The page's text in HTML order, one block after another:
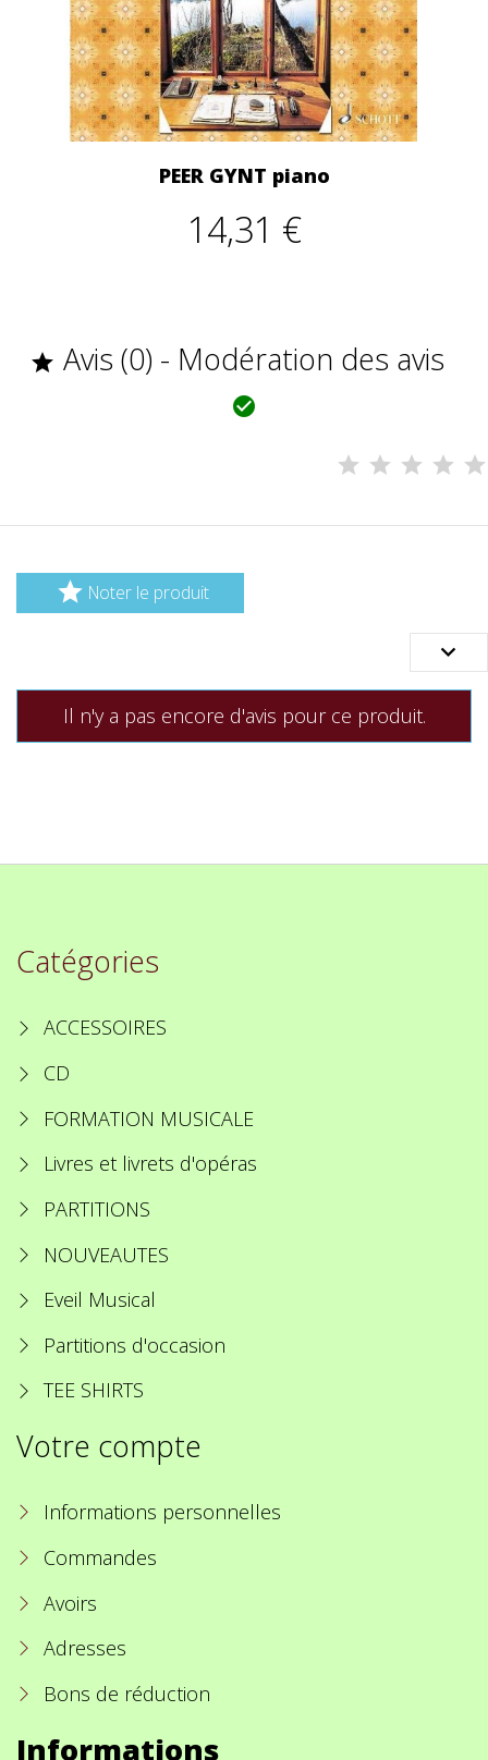
PEER GYNT piano
14,31 €
 Avis (0) - Modération des avis

 Noter le produit

Il n'y a pas encore d'avis pour ce produit.
Catégories
ACCESSOIRES
CD
FORMATION MUSICALE
Livres et livrets d'opéras
PARTITIONS
NOUVEAUTES
Eveil Musical
Partitions d'occasion
TEE SHIRTS
Votre compte
Informations personnelles
Commandes
Avoirs
Adresses
Bons de réduction
Informations